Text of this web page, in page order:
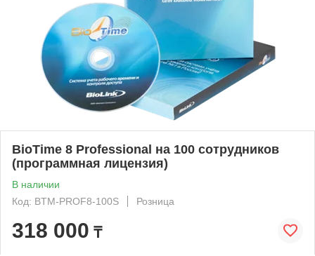
BioTime 8 Professional на 100 сотрудников
(программная лицензия)
В наличии
Код: BTM-PROF8-100S
Розница
318 000 ₸